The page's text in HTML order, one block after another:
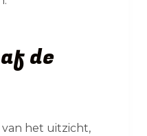
de
het uitzicht,